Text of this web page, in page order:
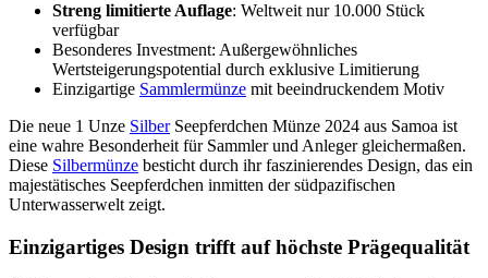
Streng limitierte Auflage: Weltweit nur 10.000 Stück
verfügbar
Besonderes Investment: Außergewöhnliches
Wertsteigerungspotential durch exklusive Limitierung
Einzigartige Sammlermünze mit beeindruckendem Motiv
Die neue 1 Unze SilberSeepferdchen Münze 2024 aus Samoa ist
eine wahre Besonderheit für Sammler und Anleger gleichermaßen.
Diese Silbermünze besticht durch ihr faszinierendes Design, das ein
majestätisches Seepferdchen inmitten der südpazifischen
Unterwasserwelt zeigt.
Einzigartiges Design trifft auf höchste Prägequalität